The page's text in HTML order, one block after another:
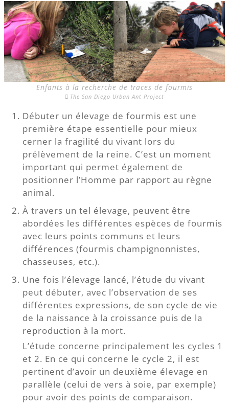
Enfants à la recherche de traces de fourmis
The San Diego Urban Ant Project
Débuter un élevage de fourmis est une
première étape essentielle pour mieux
cerner la fragilité du vivant lors du
prélèvement de la reine. C’est un moment
important qui permet également de
positionner l’Homme par rapport au règne
animal.
À travers un tel élevage, peuvent être
abordées les différentes espèces de fourmis
avec leurs points communs et leurs
différences (fourmis champignonnistes,
chasseuses, etc.).
Une fois l’élevage lancé, l’étude du vivant
peut débuter, avec l’observation de ses
différentes expressions, de son cycle de vie
de la naissance à la croissance puis de la
reproduction à la mort.
L’étude concerne principalement les cycles 1
et 2. En ce qui concerne le cycle 2, il est
pertinent d’avoir un deuxième élevage en
parallèle (celui de vers à soie, par exemple)
pour avoir des points de comparaison.